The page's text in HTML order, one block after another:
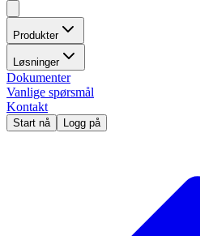
Produkter
Løsninger
Dokumenter
Vanlige spørsmål
Kontakt
Start nå Logg på